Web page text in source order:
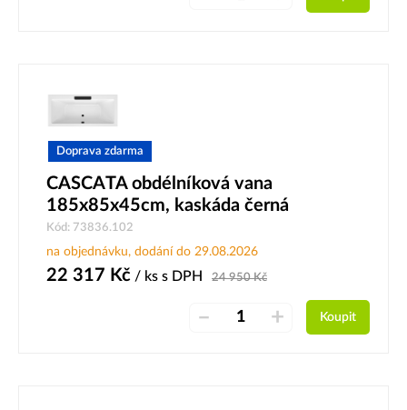
Doprava zdarma
CASCATA obdélníková vana
185x85x45cm, kaskáda černá
Kód: 73836.102
na objednávku, dodání do 29.08.2026
22 317 Kč / ks s DPH 24 950Kč
– + Koupit